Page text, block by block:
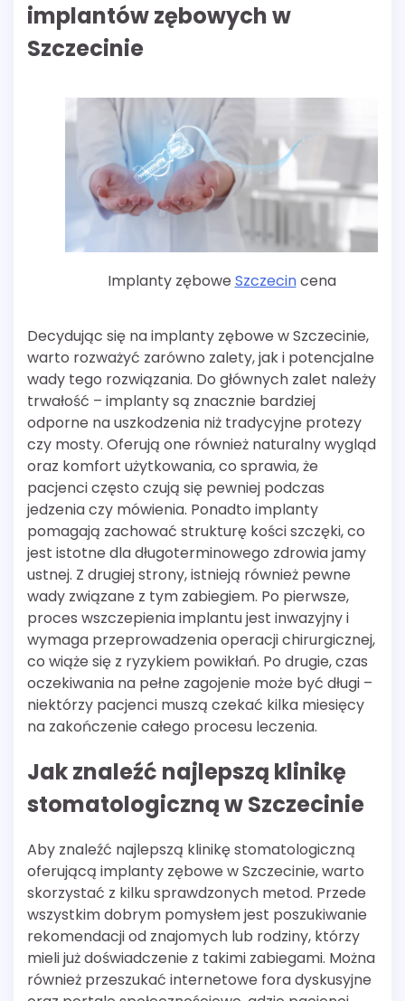
implantów zębowych w
Szczecinie
Implanty zębowe Szczecincena
Decydując się na implanty zębowe w Szczecinie,
warto rozważyć zarówno zalety, jak i potencjalne
wady tego rozwiązania. Do głównych zalet należy
trwałość – implanty są znacznie bardziej
odporne na uszkodzenia niż tradycyjne protezy
czy mosty. Oferują one również naturalny wygląd
oraz komfort użytkowania, co sprawia, że
pacjenci często czują się pewniej podczas
jedzenia czy mówienia. Ponadto implanty
pomagają zachować strukturę kości szczęki, co
jest istotne dla długoterminowego zdrowia jamy
ustnej. Z drugiej strony, istnieją również pewne
wady związane z tym zabiegiem. Po pierwsze,
proces wszczepienia implantu jest inwazyjny i
wymaga przeprowadzenia operacji chirurgicznej,
co wiąże się z ryzykiem powikłań. Po drugie, czas
oczekiwania na pełne zagojenie może być długi –
niektórzy pacjenci muszą czekać kilka miesięcy
na zakończenie całego procesu leczenia.
Jak znaleźć najlepszą klinikę
stomatologiczną w Szczecinie
Aby znaleźć najlepszą klinikę stomatologiczną
oferującą implanty zębowe w Szczecinie, warto
skorzystać z kilku sprawdzonych metod. Przede
wszystkim dobrym pomysłem jest poszukiwanie
rekomendacji od znajomych lub rodziny, którzy
mieli już doświadczenie z takimi zabiegami. Można
również przeszukać internetowe fora dyskusyjne